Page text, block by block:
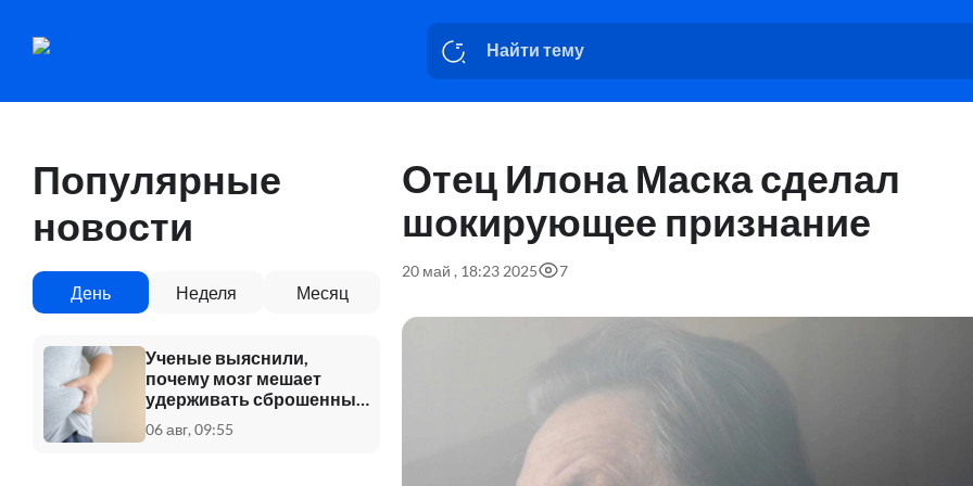
Популярные
новости
День Неделя Месяц
Ученые выяснили,
почему мозг мешает
удерживать сброшенный
вес
06 авг, 09:55
Отец Илона Маска сделал
шокирующее признание
20 май , 18:23 2025 7